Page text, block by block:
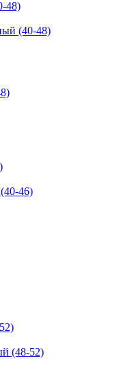
(40-48)
46)
(48-52)